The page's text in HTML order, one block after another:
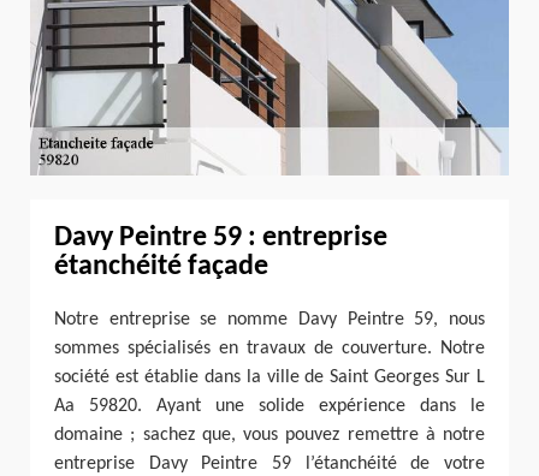
Davy Peintre 59 : entreprise
étanchéité façade
Notre entreprise se nomme Davy Peintre 59, nous
sommes spécialisés en travaux de couverture. Notre
société est établie dans la ville de Saint Georges Sur L
Aa 59820. Ayant une solide expérience dans le
domaine ; sachez que, vous pouvez remettre à notre
entreprise Davy Peintre 59 l’étanchéité de votre